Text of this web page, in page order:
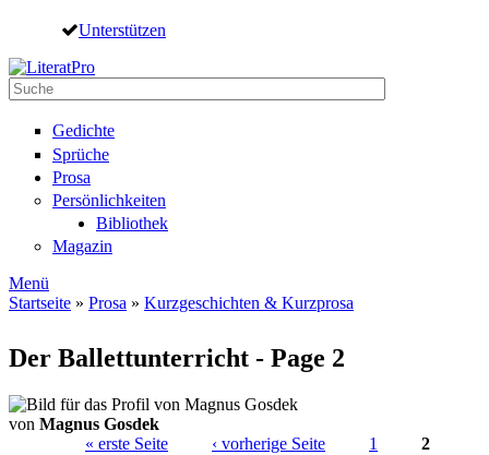
Direkt zum Inhalt
Unterstützen
Suche
Gedichte
Sprüche
Prosa
Persönlichkeiten
Bibliothek
Magazin
Menü
Startseite » Prosa » Kurzgeschichten & Kurzprosa
Der Ballettunterricht - Page 2
von Magnus Gosdek
« erste Seite ‹ vorherige Seite 1
2